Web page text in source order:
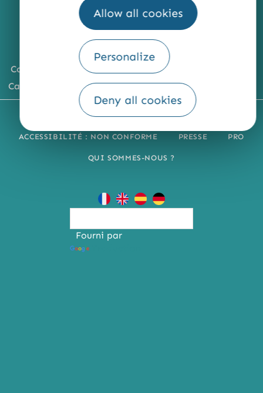
Allow all cookies
Personalize
Deny all cookies
Comment venir ?
Carte du territoire
MENTIONS LÉGALES PLAN DU SITE
ACCESSIBILITÉ : NON CONFORME PRESSE PRO
QUI SOMMES-NOUS ?
Fourni par